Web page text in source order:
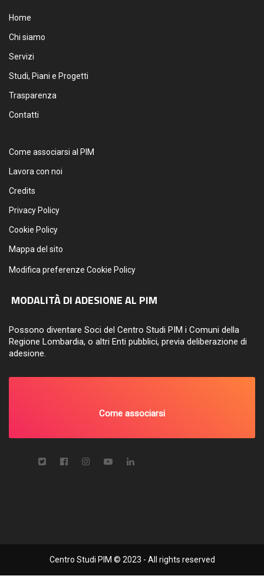
Home
Chi siamo
Servizi
Studi, Piani e Progetti
Trasparenza
Contatti
Come associarsi al PIM
Lavora con noi
Credits
Privacy Policy
Cookie Policy
Mappa del sito
Modifica preferenze Cookie Policy
MODALITÀ DI ADESIONE AL PIM
Possono diventare Soci del Centro Studi PIM i Comuni della
Regione Lombardia, o altri Enti pubblici, previa deliberazione di
adesione.
Come associarsi
Centro Studi PIM © 2023 - All rights reserved